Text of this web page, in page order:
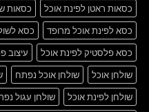
כסאות ראטן לפינת אוכל
כסאות
כסא לפינת אוכל מרופד
כסא
כסא פלסטיק לפינת אוכל
עיצוב
שולחן אוכל
שולחן אוכל נפתח
שולחן לפינת אוכל
שולחן עגול